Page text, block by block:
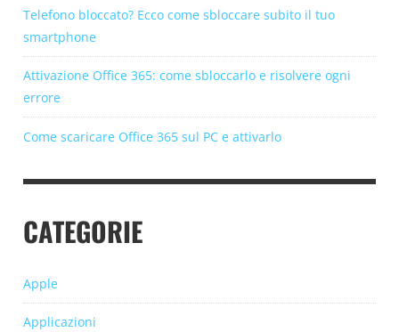
Telefono bloccato? Ecco come sbloccare subito il tuo
smartphone
Attivazione Office 365: come sbloccarlo e risolvere ogni
errore
Come scaricare Office 365 sul PC e attivarlo
CATEGORIE
Apple
Applicazioni